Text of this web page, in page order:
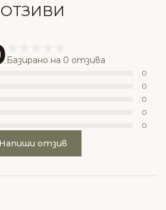
ОТЗИВИ
Базирано на 0 отзива
0
0
0
0
0
Напиши отзив